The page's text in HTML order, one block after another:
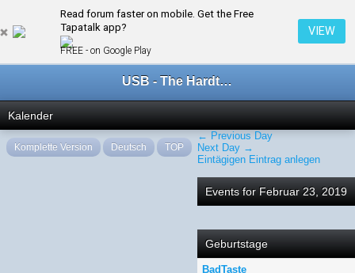
Read forum faster on mobile. Get the Free
Tapatalk app?
FREE - on Google Play
VIEW
← Februar 2019
USB - The Hardtechno Family
Kalender
← Previous Day
Next Day →
Eintägigen Eintrag anlegen
Events for Februar 23, 2019
Geburtstage
BadTaste
Komplette Version Deutsch TOP